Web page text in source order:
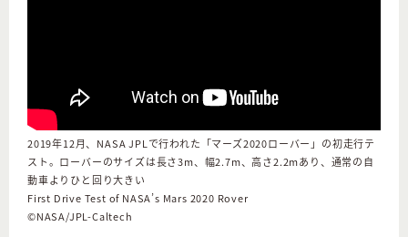
2019年12月、NASA JPLで行われた「マーズ2020ローバー」の初走行テ
スト。ローバーのサイズは長さ3m、幅2.7m、高さ2.2mあり、通常の自
動車よりひと回り大きい
First Drive Test of NASA’s Mars 2020 Rover
©︎NASA/JPL-Caltech